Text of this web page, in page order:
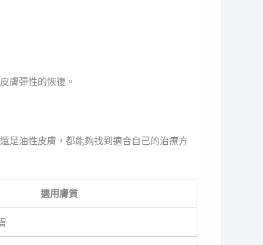
膚彈性的恢復。
是油性皮膚，都能夠找到適合自己的治療方
適用膚質